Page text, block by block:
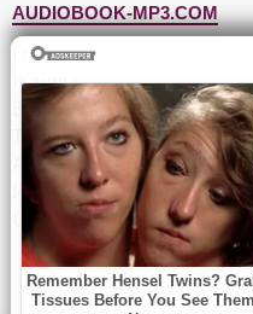
AUDIOBOOK-MP3.COM
Главная
Жанры
Блог
Топ-100
Авторы
Исполнители
Обратная связь